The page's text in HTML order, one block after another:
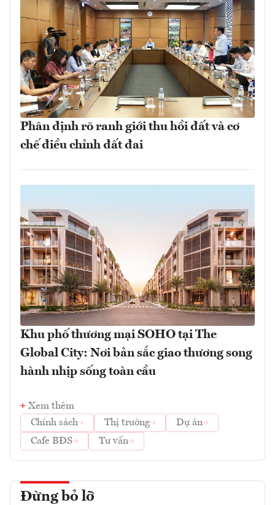
Phân định rõ ranh giới thu hồi đất và cơ
chế điều chỉnh đất đai
Khu phố thương mại SOHO tại The
Global City: Nơi bản sắc giao thương song
hành nhịp sống toàn cầu
Xem thêm
Chính sách
Thị trường
Dự án
Cafe BĐS
Tư vấn
Đừng bỏ lỡ